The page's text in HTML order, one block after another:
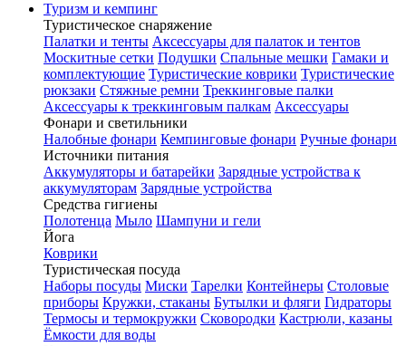
Туризм и кемпинг
Туристическое снаряжение
Палатки и тенты Аксессуары для палаток и тентов
Москитные сетки Подушки Спальные мешки Гамаки и
комплектующие Туристические коврики Туристические
рюкзаки Стяжные ремни Треккинговые палки
Аксессуары к треккинговым палкам Аксессуары
Фонари и светильники
Налобные фонари Кемпинговые фонари Ручные фонари
Источники питания
Аккумуляторы и батарейки Зарядные устройства к
аккумуляторам Зарядные устройства
Средства гигиены
Полотенца Мыло Шампуни и гели
Йога
Коврики
Туристическая посуда
Наборы посуды Миски Тарелки Контейнеры Столовые
приборы Кружки, стаканы Бутылки и фляги Гидраторы
Термосы и термокружки Сковородки Кастрюли, казаны
Ёмкости для воды